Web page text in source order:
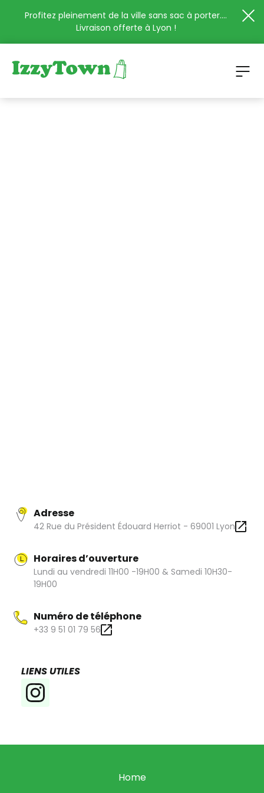
Profitez pleinement de la ville sans sac à porter....
Livraison offerte à Lyon !
Adresse
42 Rue du Président Édouard Herriot - 69001 Lyon
Horaires d’ouverture
Lundi au vendredi 11H00 -19H00 & Samedi 10H30-
19H00
Numéro de téléphone
+33 9 51 01 79 56
LIENS UTILES
Home